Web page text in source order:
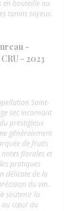
en bouteille au
tanins soyeux.
-
- 2023
Saint-
sec incarnant
prestigieux
généralement
de fruits
florales et
pratiques
délicate de la
du vin.
soutenir la
au cœur du